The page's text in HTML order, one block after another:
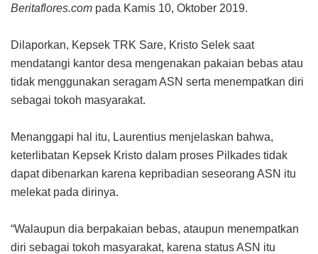
Beritaflores.com pada Kamis 10, Oktober 2019.
Dilaporkan, Kepsek TRK Sare, Kristo Selek saat
mendatangi kantor desa mengenakan pakaian bebas atau
tidak menggunakan seragam ASN serta menempatkan diri
sebagai tokoh masyarakat.
Menanggapi hal itu, Laurentius menjelaskan bahwa,
keterlibatan Kepsek Kristo dalam proses Pilkades tidak
dapat dibenarkan karena kepribadian seseorang ASN itu
melekat pada dirinya.
“Walaupun dia berpakaian bebas, ataupun menempatkan
diri sebagai tokoh masyarakat, karena status ASN itu